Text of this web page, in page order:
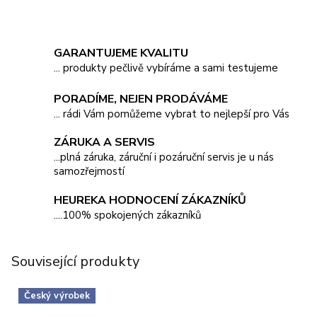
GARANTUJEME KVALITU
... produkty pečlivě vybíráme a sami testujeme
PORADÍME, NEJEN PRODÁVÁME
... rádi Vám pomůžeme vybrat to nejlepší pro Vás
ZÁRUKA A SERVIS
...plná záruka, záruční i pozáruční servis je u nás
samozřejmostí
HEUREKA HODNOCENÍ ZÁKAZNÍKŮ
....100% spokojených zákazníků
Související produkty
Český výrobek